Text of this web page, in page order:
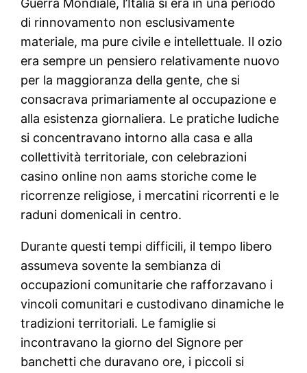
Guerra Mondiale, l’Italia si era in una periodo
di rinnovamento non esclusivamente
materiale, ma pure civile e intellettuale. Il ozio
era sempre un pensiero relativamente nuovo
per la maggioranza della gente, che si
consacrava primariamente al occupazione e
alla esistenza giornaliera. Le pratiche ludiche
si concentravano intorno alla casa e alla
collettività territoriale, con celebrazioni
casino online non aams storiche come le
ricorrenze religiose, i mercatini ricorrenti e le
raduni domenicali in centro.
Durante questi tempi difficili, il tempo libero
assumeva sovente la sembianza di
occupazioni comunitarie che rafforzavano i
vincoli comunitari e custodivano dinamiche le
tradizioni territoriali. Le famiglie si
incontravano la giorno del Signore per
banchetti che duravano ore, i piccoli si